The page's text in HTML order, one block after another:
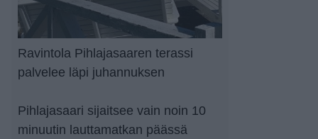
Ravintola Pihlajasaaren terassi
palvelee läpi juhannuksen
Pihlajasaari sijaitsee vain noin 10
minuutin lauttamatkan päässä